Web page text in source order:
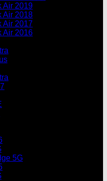
Air 2019
Air 2018
Air 2017
Air 2016
5G